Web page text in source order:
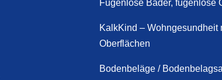
Fugenlose Bäder, fugenlose
KalkKind – Wohngesundheit
Oberflächen
Bodenbeläge /